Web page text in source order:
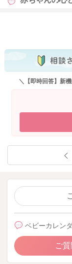
＼【即時回答】新
ベビーカレン
ご